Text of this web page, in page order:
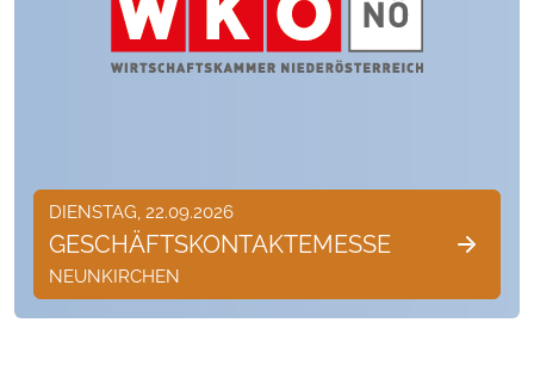
DIENSTAG, 22.09.2026
GESCHÄFTSKONTAKTEMESSE
NEUNKIRCHEN